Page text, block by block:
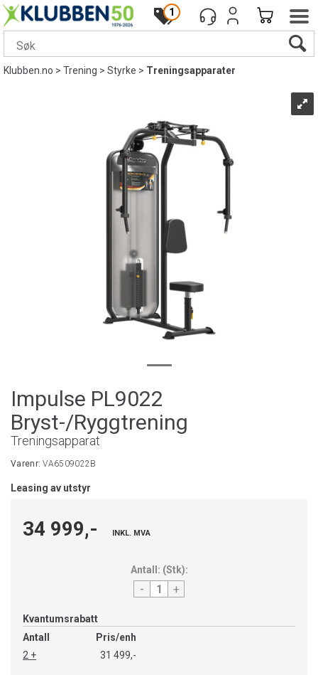
1
Klubben.no>Trening>Styrke>Treningsapparater
Impulse PL9022
Bryst-/Ryggtrening
Treningsapparat
Varenr:VA6509022B
Leasing av utstyr
34 999,- INKL. MVA
Antall: (Stk):
- +
Kvantumsrabatt
Antall
Pris/enh
2 +
31 499,-